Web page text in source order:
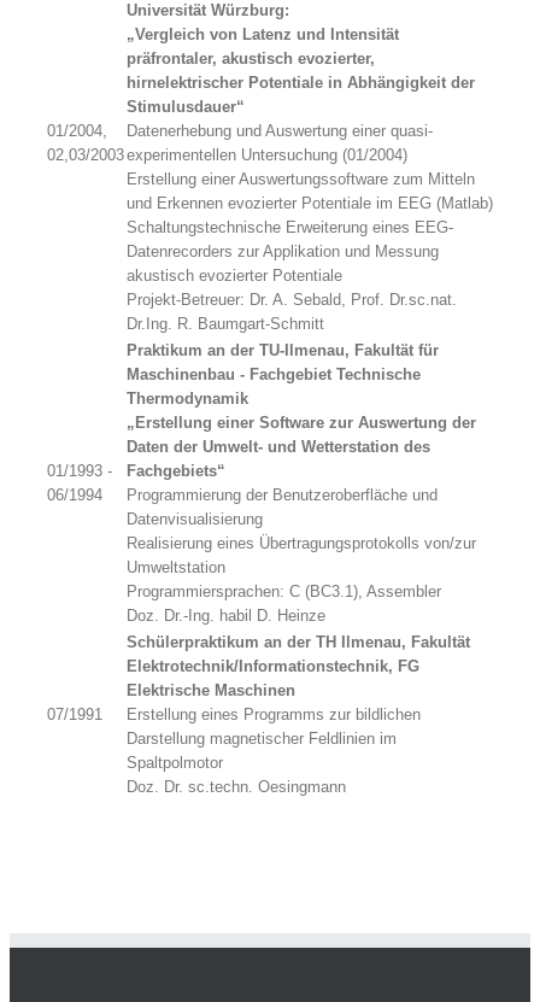
01/2004,
02,03/2003
Universität Würzburg:
„Vergleich von Latenz und Intensität
präfrontaler, akustisch evozierter,
hirnelektrischer Potentiale in Abhängigkeit der
Stimulusdauer“
Datenerhebung und Auswertung einer quasi-
experimentellen Untersuchung (01/2004)
Erstellung einer Auswertungssoftware zum Mitteln
und Erkennen evozierter Potentiale im EEG (Matlab)
Schaltungstechnische Erweiterung eines EEG-
Datenrecorders zur Applikation und Messung
akustisch evozierter Potentiale
Projekt-Betreuer: Dr. A. Sebald, Prof. Dr.sc.nat.
Dr.Ing. R. Baumgart-Schmitt
01/1993 -
06/1994
Praktikum an der TU-Ilmenau, Fakultät für
Maschinenbau - Fachgebiet Technische
Thermodynamik
„Erstellung einer Software zur Auswertung der
Daten der Umwelt- und Wetterstation des
Fachgebiets“
Programmierung der Benutzeroberfläche und
Datenvisualisierung
Realisierung eines Übertragungsprotokolls von/zur
Umweltstation
Programmiersprachen: C (BC3.1), Assembler
Doz. Dr.-Ing. habil D. Heinze
07/1991
Schülerpraktikum an der TH Ilmenau, Fakultät
Elektrotechnik/Informationstechnik, FG
Elektrische Maschinen
Erstellung eines Programms zur bildlichen
Darstellung magnetischer Feldlinien im
Spaltpolmotor
Doz. Dr. sc.techn. Oesingmann